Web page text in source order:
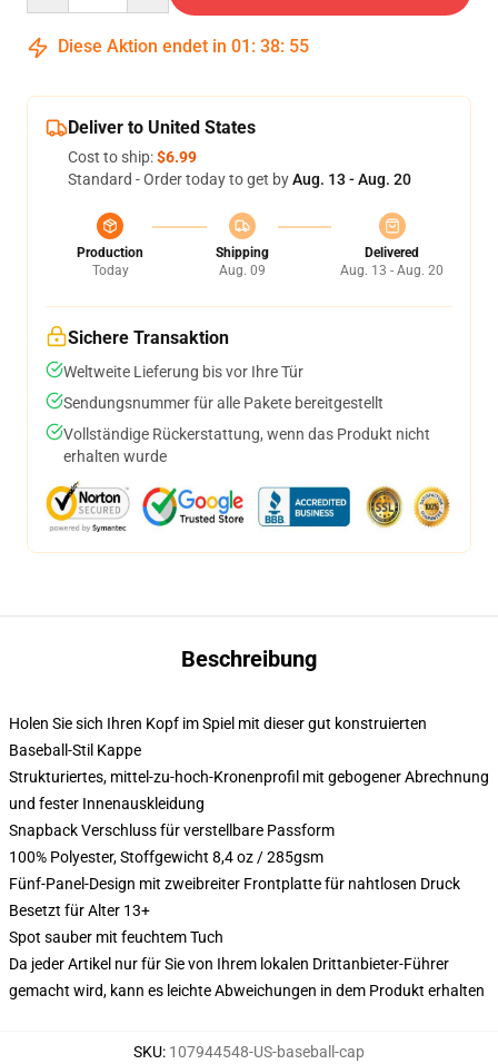
Diese Aktion endet in 01 : 38: 54
Deliver to United States
Cost to ship:$6.99
Standard - Order today to get byAug. 13 - Aug. 20
Production
Today
Shipping
Aug. 09
Delivered
Aug. 13 - Aug. 20
Sichere Transaktion
Weltweite Lieferung bis vor Ihre Tür
Sendungsnummer für alle Pakete bereitgestellt
Vollständige Rückerstattung, wenn das Produkt nicht
erhalten wurde
Beschreibung
Holen Sie sich Ihren Kopf im Spiel mit dieser gut konstruierten
Baseball-Stil Kappe
Strukturiertes, mittel-zu-hoch-Kronenprofil mit gebogener Abrechnung
und fester Innenauskleidung
Snapback Verschluss für verstellbare Passform
100% Polyester, Stoffgewicht 8,4 oz / 285gsm
Fünf-Panel-Design mit zweibreiter Frontplatte für nahtlosen Druck
Besetzt für Alter 13+
Spot sauber mit feuchtem Tuch
Da jeder Artikel nur für Sie von Ihrem lokalen Drittanbieter-Führer
gemacht wird, kann es leichte Abweichungen in dem Produkt erhalten
SKU: 107944548-US-baseball-cap